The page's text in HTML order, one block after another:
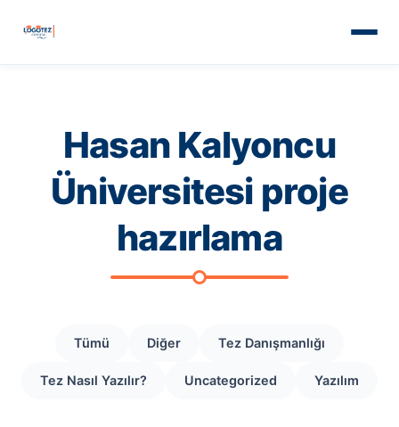
Hasan Kalyoncu
Üniversitesi proje
hazırlama
Tümü Diğer Tez Danışmanlığı
Tez Nasıl Yazılır? Uncategorized Yazılım